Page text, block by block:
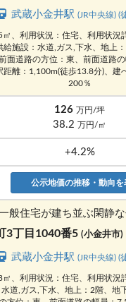
武蔵小金井駅 (JR中央線) (
㎡、利用状況：住宅、利用状況
施設：水道,ガス,下水、地上
面道路の方位：東、前面道路
距離：1,100m(徒歩13.8分)、建
200％
126 万円/坪
38.2 万円/㎡
+4.2%
公示地価の推移・動向を
般住宅が建ち並ぶ閑静
3丁目1040番5 (小金井市)
武蔵小金井駅 (JR中央線) (
、利用状況：住宅、利用状況
道,ガス,下水、地上：2階、地